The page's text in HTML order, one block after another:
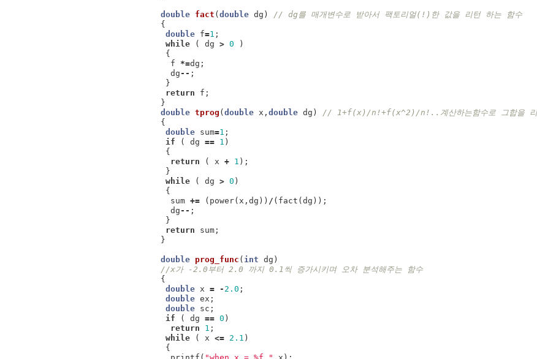
double fact ( double dg )
// dg를 매개변수로 받아서 팩토리얼(!)한 값을 리턴 하는 함수
{
double f=1 ;
while
( dg > 0
)
{
f
*=dg ;
dg -- ;
}
return
f ;
}
double tprog ( double x , double dg )
// 1+f(x)/n!+f(x^2)/n!..계산하는함수로 그합을 리
{
double sum=1 ;
if
( dg == 1 )
{
return
( x + 1 );
}
while
( dg > 0 )
{
sum += ( power( x , dg )) / ( fact ( dg ));
dg -- ;
}
return
sum ;
}
double prog_func ( int dg )
//x가 -2.0부터 2.0 까지 0.1씩 증가시키며 오차 분석해주는 함수
{
double x = - 2.0 ;
double ex ;
double sc ;
if
( dg == 0 )
return
1 ;
while
( x <= 2.1 )
{